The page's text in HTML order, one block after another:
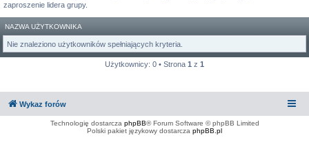
zaproszenie lidera grupy.
NAZWA UŻYTKOWNIKA
Nie znaleziono użytkowników spełniających kryteria.
Użytkownicy: 0 • Strona 1 z 1
Wykaz forów
Technologię dostarcza phpBB® Forum Software © phpBB Limited
Polski pakiet językowy dostarcza phpBB.pl